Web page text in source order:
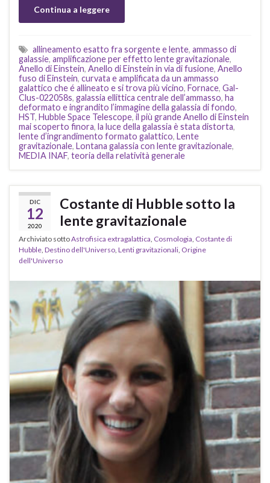
Continua a leggere
allineamento esatto fra sorgente e lente, ammasso di
galassie, amplificazione per effetto lente gravitazionale,
Anello di Einstein, Anello di Einstein in via di fusione, Anello
fuso di Einstein, curvata e amplificata da un ammasso
galattico che é allineato e si trova più vicino, Fornace, Gal-
Clus-022058s, galassia ellittica centrale dell’ammasso, ha
deformato e ingrandito l’immagine della galassia di fondo,
HST, Hubble Space Telescope, il più grande Anello di Einstein
mai scoperto finora, la luce della galassia è stata distorta,
lente d’ingrandimento formato galattico, Lente
gravitazionale, Lontana galassia con lente gravitazionale,
MEDIA INAF, teoria della relatività generale
DIC
12
2020
Costante di Hubble sotto la
lente gravitazionale
Archiviato sottoAstrofisica extragalattica Cosmologia Costante di
Hubble Destino dell'Universo Lenti gravitazionali Origine
dell'Universo